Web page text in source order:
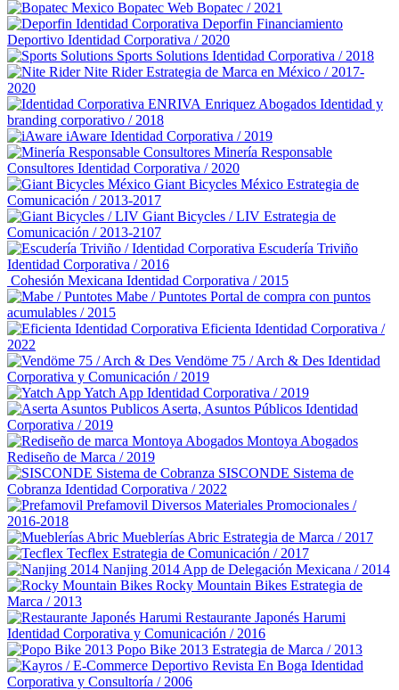
Bopatec Web Bopatec / 2021
Deporfin Financiamiento
Deportivo Identidad Corporativa / 2020
Sports Solutions Identidad Corporativa / 2018
Nite Rider Estrategia de Marca en México / 2017-
2020
Enriquez Abogados Identidad y
branding corporativo / 2018
iAware Identidad Corporativa / 2019
Minería Responsable
Consultores Identidad Corporativa / 2020
Giant Bicycles México Estrategia de
Comunicación / 2013-2017
Giant Bicycles / LIV Estrategia de
Comunicación / 2013-2107
Escudería Triviño
Identidad Corporativa / 2016
Cohesión Mexicana Identidad Corporativa / 2015
Mabe / Puntotes Portal de compra con puntos
acumulables / 2015
Eficienta Identidad Corporativa /
2022
Vendöme 75 / Arch & Des Identidad
Corporativa y Comunicación / 2019
Yatch App Identidad Corporativa / 2019
Aserta, Asuntos Públicos Identidad
Corporativa / 2019
Montoya Abogados
Rediseño de Marca / 2019
SISCONDE Sistema de
Cobranza Identidad Corporativa / 2022
Prefamovil Diversos Materiales Promocionales /
2016-2018
Mueblerías Abric Estrategia de Marca / 2017
Tecflex Estrategia de Comunicación / 2017
Nanjing 2014 App de Delegación Mexicana / 2014
Rocky Mountain Bikes Estrategia de
Marca / 2013
Restaurante Japonés Harumi
Identidad Corporativa y Comunicación / 2016
Popo Bike 2013 Estrategia de Marca / 2013
Revista En Boga Identidad
Corporativa y Consultoría / 2006